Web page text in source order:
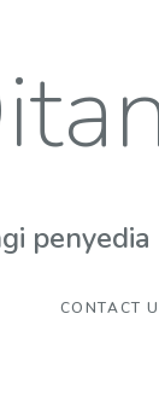
CONTACT